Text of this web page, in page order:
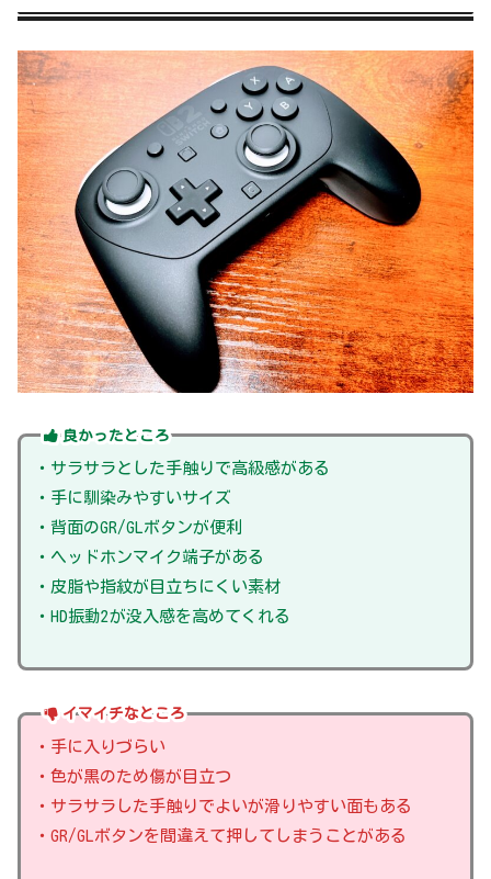
良かったところ
・サラサラとした手触りで高級感がある
・手に馴染みやすいサイズ
・背面のGR/GLボタンが便利
・ヘッドホンマイク端子がある
・皮脂や指紋が目立ちにくい素材
・HD振動2が没入感を高めてくれる
イマイチなところ
・手に入りづらい
・色が黒のため傷が目立つ
・サラサラした手触りでよいが滑りやすい面もある
・GR/GLボタンを間違えて押してしまうことがある